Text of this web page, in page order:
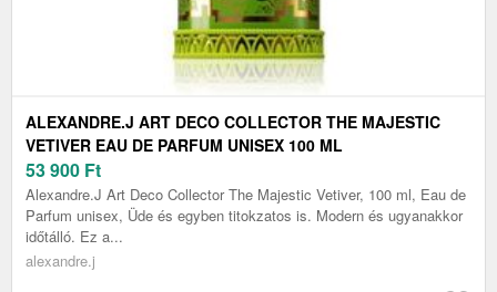
ALEXANDRE.J ART DECO COLLECTOR THE MAJESTIC
VETIVER EAU DE PARFUM UNISEX 100 ML
53 900 Ft
Alexandre.J Art Deco Collector The Majestic Vetiver, 100 ml, Eau de
Parfum unisex, Üde és egyben titokzatos is. Modern és ugyanakkor
időtálló. Ez a...
alexandre.j